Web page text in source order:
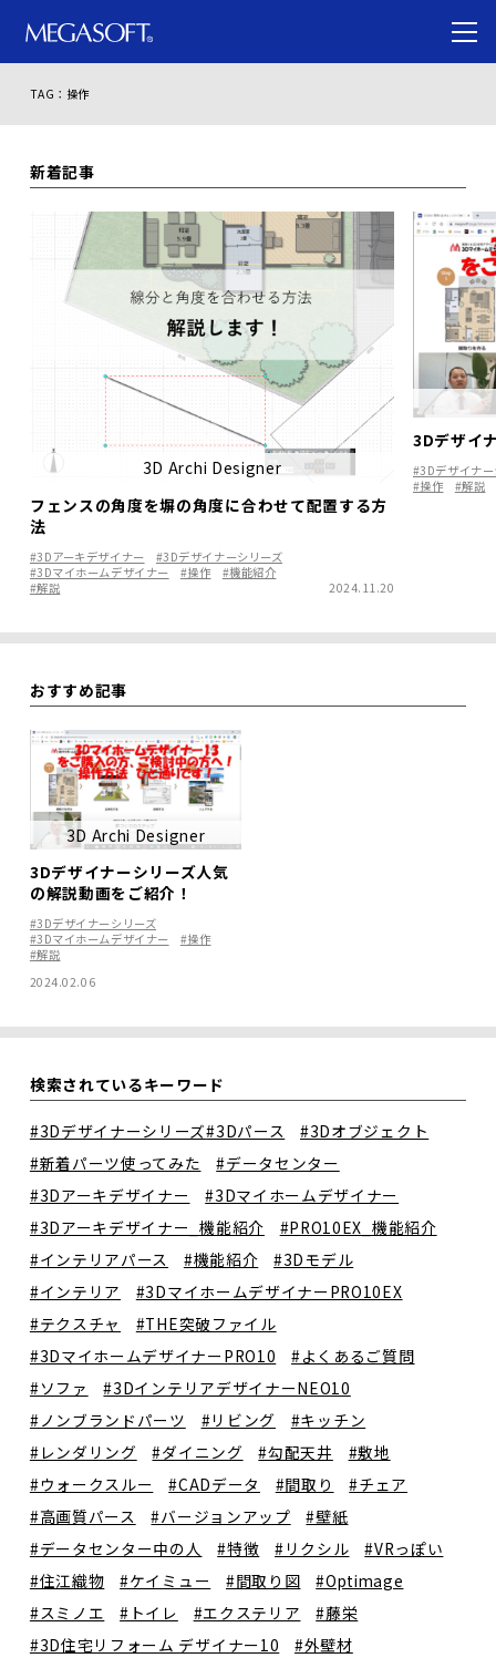
TAG：操作
新着記事
3D Archi Designer
フェンスの角度を塀の角度に合わせて配置する方
法
#3Dアーキデザイナー
#3Dデザイナーシリーズ
#3Dマイホームデザイナー
#操作
#機能紹介
#解説
2024.11.20
3Dデザイ
#3Dデザイナ
#操作
#解説
おすすめ記事
3D Archi Designer
3Dデザイナーシリーズ人気
の解説動画をご紹介！
#3Dデザイナーシリーズ
#3Dマイホームデザイナー
#操作
#解説
2024.02.06
検索されているキーワード
#3Dデザイナーシリーズ#3Dパース
#3Dオブジェクト
#新着パーツ使ってみた
#データセンター
#3Dアーキデザイナー
#3Dマイホームデザイナー
#3Dアーキデザイナー_機能紹介
#PRO10EX_機能紹介
#インテリアパース
#機能紹介
#3Dモデル
#インテリア
#3DマイホームデザイナーPRO10EX
#テクスチャ
#THE突破ファイル
#3DマイホームデザイナーPRO10
#よくあるご質問
#ソファ
#3DインテリアデザイナーNEO10
#ノンブランドパーツ
#リビング
#キッチン
#レンダリング
#ダイニング #勾配天井
#敷地
#ウォークスルー
#CADデータ #間取り
#チェア
#高画質パース
#バージョンアップ
#壁紙
#データセンター中の人
#特徴 #リクシル
#VRっぽい
#住江織物
#ケイミュー #間取り図
#Optimage
#スミノエ
#トイレ #エクステリア
#藤栄
#3D住宅リフォーム デザイナー10
#外壁材